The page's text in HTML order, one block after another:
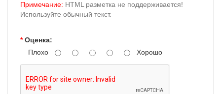
Примечание: HTML разметка не поддерживается!
Используйте обычный текст.
Оценка:
Плохо
Хорошо